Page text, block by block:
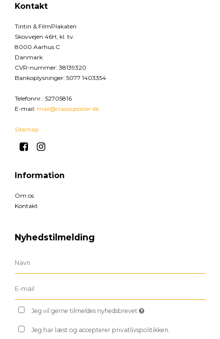
Kontakt
Tintin & FilmPlakaten
Skovvejen 46H, kl. tv.
8000 Aarhus C
Danmark
CVR-nummer: 38139320
Bankoplysninger: 5077 1403354
Telefonnr.: 52705816
E-mail: mail@classicposter.dk
Sitemap
Information
Om os
Kontakt
Nyhedstilmelding
Jeg vil gerne tilmeldes nyhedsbrevet
Jeg har læst og accepterer privatlivspolitikken.